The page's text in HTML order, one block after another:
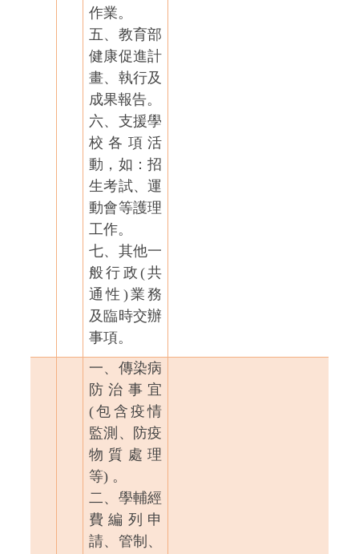
作業。
五、教育部
健康促進計
畫、執行及
成果報告。
六、支援學
校各項活
動，如：招
生考試、運
動會等護理
工作。
七、其他一
般行政(共
通性)業務
及臨時交辦
事項。
一、傳染病
防治事宜
(包含疫情
監測、防疫
物質處理
等) 。
二、學輔經
費編列申
請、管制、